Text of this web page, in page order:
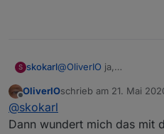
S skokarl@OliverIO ja,
Offline
OliverIOschrieb am 21. Mai
zuletzt editiert von
@skokarl
Dann wundert mich das mit